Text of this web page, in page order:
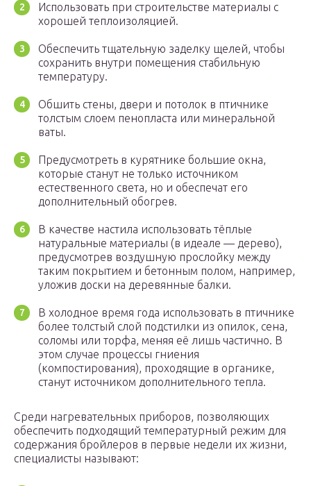
Использовать при строительстве материалы с
хорошей теплоизоляцией.
Обеспечить тщательную заделку щелей, чтобы
сохранить внутри помещения стабильную
температуру.
Обшить стены, двери и потолок в птичнике
толстым слоем пенопласта или минеральной
ваты.
Предусмотреть в курятнике большие окна,
которые станут не только источником
естественного света, но и обеспечат его
дополнительный обогрев.
В качестве настила использовать тёплые
натуральные материалы (в идеале — дерево),
предусмотрев воздушную прослойку между
таким покрытием и бетонным полом, например,
уложив доски на деревянные балки.
В холодное время года использовать в птичнике
более толстый слой подстилки из опилок, сена,
соломы или торфа, меняя её лишь частично. В
этом случае процессы гниения
(компостирования), проходящие в органике,
станут источником дополнительного тепла.
Среди нагревательных приборов, позволяющих
обеспечить подходящий температурный режим для
содержания бройлеров в первые недели их жизни,
специалисты называют: